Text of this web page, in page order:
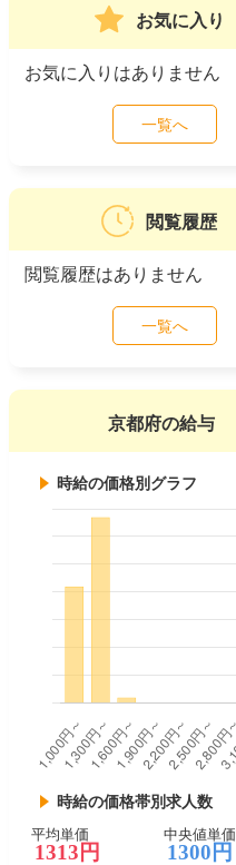
お気に入り
お気に入りはありません
一覧へ
閲覧履歴
閲覧履歴はありません
一覧へ
京都府の給与
時給の価格別グラフ
時給の価格帯別求人数
平均単価
1313円
中央値単価
1300円